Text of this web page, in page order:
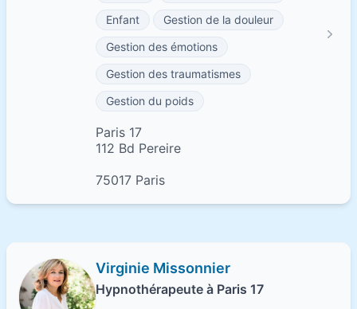
Enfant
Gestion de la douleur
Gestion des émotions
Gestion des traumatismes
Gestion du poids
Paris 17
112 Bd Pereire
75017 Paris
Virginie Missonnier
Hypnothérapeute à Paris 17